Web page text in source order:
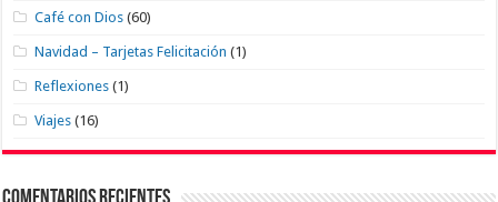
Café con Dios (60)
Navidad – Tarjetas Felicitación (1)
Reflexiones (1)
Viajes (16)